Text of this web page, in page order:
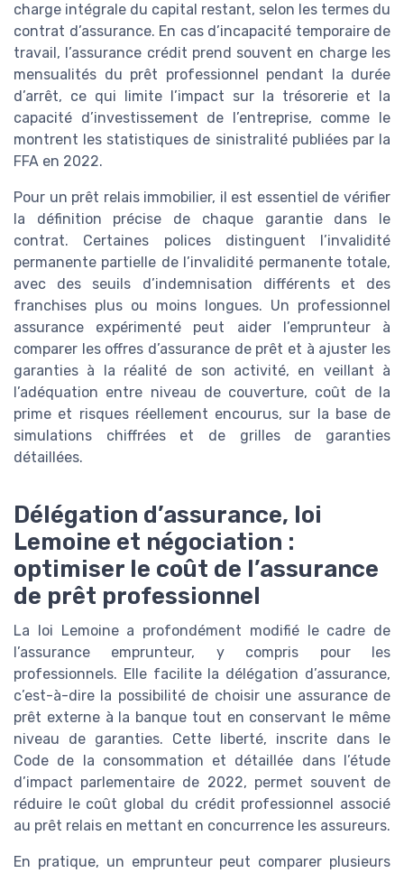
charge intégrale du capital restant, selon les termes du
contrat d’assurance. En cas d’incapacité temporaire de
travail, l’assurance crédit prend souvent en charge les
mensualités du prêt professionnel pendant la durée
d’arrêt, ce qui limite l’impact sur la trésorerie et la
capacité d’investissement de l’entreprise, comme le
montrent les statistiques de sinistralité publiées par la
FFA en 2022.
Pour un prêt relais immobilier, il est essentiel de vérifier
la définition précise de chaque garantie dans le
contrat. Certaines polices distinguent l’invalidité
permanente partielle de l’invalidité permanente totale,
avec des seuils d’indemnisation différents et des
franchises plus ou moins longues. Un professionnel
assurance expérimenté peut aider l’emprunteur à
comparer les offres d’assurance de prêt et à ajuster les
garanties à la réalité de son activité, en veillant à
l’adéquation entre niveau de couverture, coût de la
prime et risques réellement encourus, sur la base de
simulations chiffrées et de grilles de garanties
détaillées.
Délégation d’assurance, loi
Lemoine et négociation :
optimiser le coût de l’assurance
de prêt professionnel
La loi Lemoine a profondément modifié le cadre de
l’assurance emprunteur, y compris pour les
professionnels. Elle facilite la délégation d’assurance,
c’est-à-dire la possibilité de choisir une assurance de
prêt externe à la banque tout en conservant le même
niveau de garanties. Cette liberté, inscrite dans le
Code de la consommation et détaillée dans l’étude
d’impact parlementaire de 2022, permet souvent de
réduire le coût global du crédit professionnel associé
au prêt relais en mettant en concurrence les assureurs.
En pratique, un emprunteur peut comparer plusieurs